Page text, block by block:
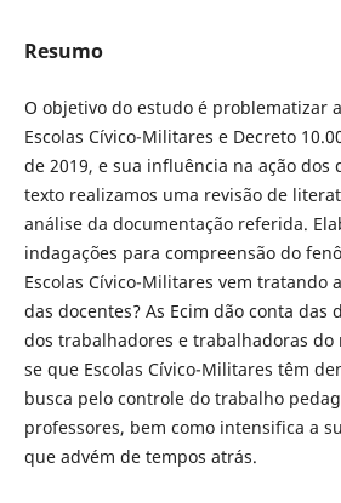
Resumo
O objetivo do estudo é problematizar
Escolas Cívico-Militares e Decreto
de 2019, e sua influência na ação dos
texto realizamos uma revisão de
análise da documentação referida.
indagações para compreensão do
Escolas Cívico-Militares vem tratando
das docentes? As Ecim dão conta das
dos trabalhadores e trabalhadoras do
se que Escolas Cívico-Militares têm
busca pelo controle do trabalho
professores, bem como intensifica a
que advém de tempos atrás.